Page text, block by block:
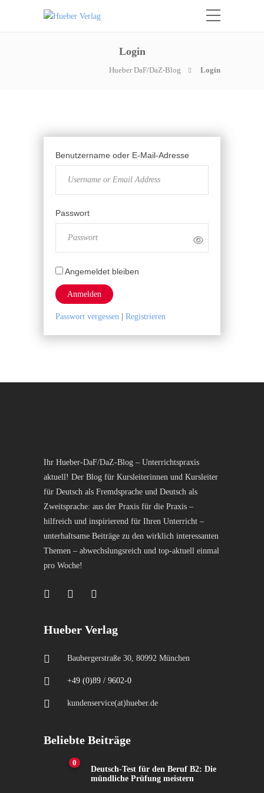
Login
Hueber DaF/DaZ-Blog Login
Benutzername oder E-Mail-Adresse
Passwort
Angemeldet bleiben
Anmelden
Passwort vergessen Registrieren
Ihr Hueber-DaF/DaZ-Blog – Unterrichtspraxis
aktuell! Der Blog für Kursleiterinnen und Kursleiter
für Deutsch als Fremdsprache und Deutsch als
Zweitsprache: aus der Praxis für die Praxis –
hilfreich und inspirierend für Ihren Unterricht –
unterhaltsame Beiträge zu den wirklich interessanten
Themen – abwechslungsreich und top-aktuell einmal
pro Woche!
Hueber Verlag
Baubergerstraße 30, 80992 München
+49 (0)89 / 9602-0
kundenservice(at)hueber.de
Beliebte Beiträge
0
Deutsch-Test für den Beruf B2: Die
mündliche Prüfung meistern